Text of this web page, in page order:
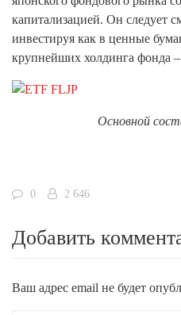
капитализацией. Он следует
инвестируя как в ценные
крупнейших холдинга фонда
Основной
0 2 646
Добавить
Ваш адрес email не будет